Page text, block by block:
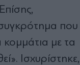
συγκρότημα που
κομμάτια με τα
Ισχυρίστηκε,